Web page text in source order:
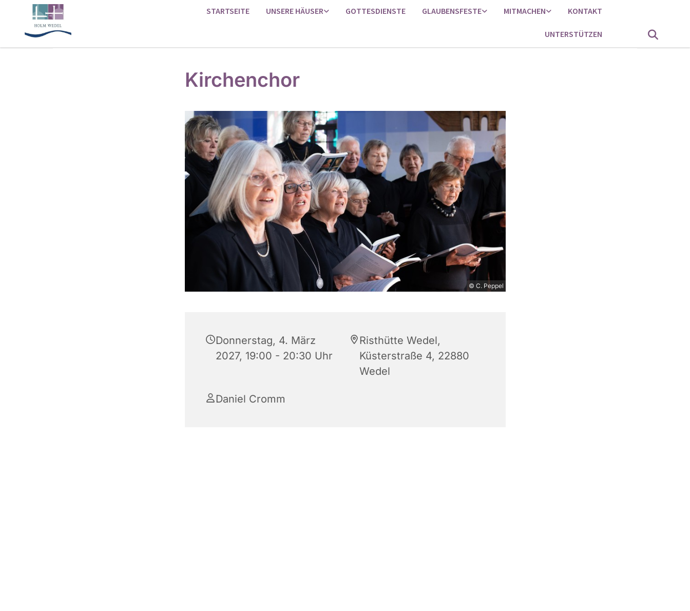
STARTSEITE UNSERE HÄUSER GOTTESDIENSTE GLAUBENSFESTE MITMACHEN KONTAKT
UNTERSTÜTZEN
Kirchenchor
© C. Peppel
Donnerstag, 4. März
2027, 19:00 - 20:30 Uhr
Risthütte Wedel,
Küsterstraße 4, 22880
Wedel
Daniel Cromm